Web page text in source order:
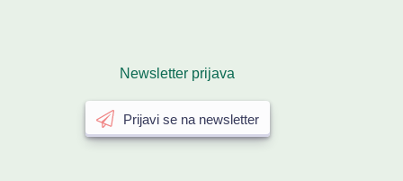
Newsletter prijava
Prijavi se na newsletter